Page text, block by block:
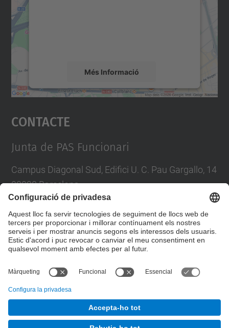
Més Informació
Accepta
powered by
Contacte
Junta de PAS Funcionari
Campus Diagonal Sud, Edifici U. C. Pau Gargallo, 14
08028 Barcelona
E-mail :junta.pasf@upc.edu
Formulari de contacte
Junta PAS Funcionari